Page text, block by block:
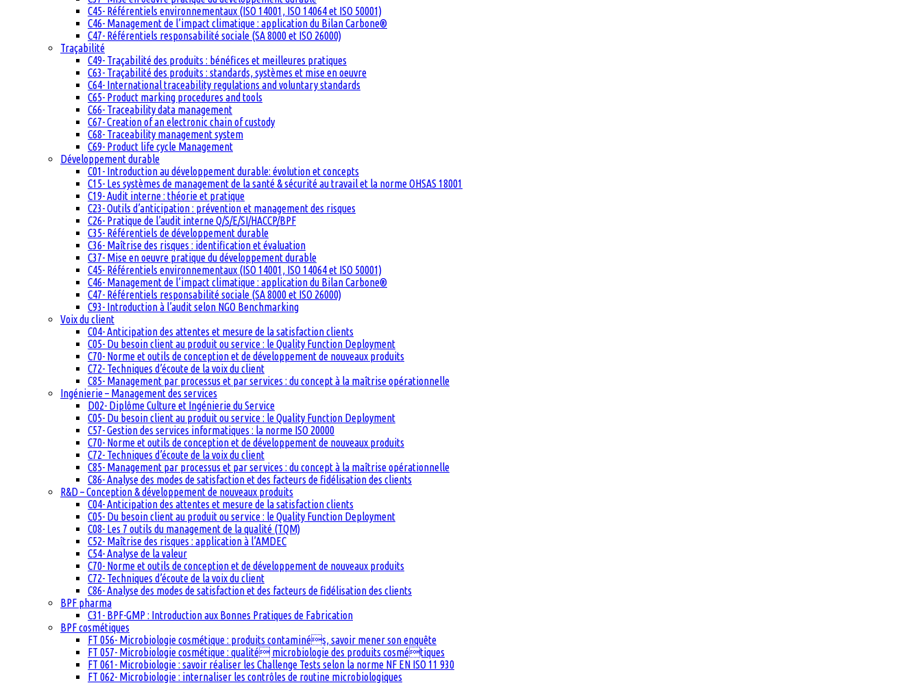
C45- Référentiels environnementaux (ISO 14001, ISO 14064 et ISO 50001)
C46- Management de l’impact climatique : application du Bilan Carbone®
C47- Référentiels responsabilité sociale (SA 8000 et ISO 26000)
Traçabilité
C49- Traçabilité des produits : bénéfices et meilleures pratiques
C63- Traçabilité des produits : standards, systèmes et mise en oeuvre
C64- International traceability regulations and voluntary standards
C65- Product marking procedures and tools
C66- Traceability data management
C67- Creation of an electronic chain of custody
C68- Traceability management system
C69- Product life cycle Management
Développement durable
C01- Introduction au développement durable: évolution et concepts
C15- Les systèmes de management de la santé & sécurité au travail et la norme OHSAS 18001
C19- Audit interne : théorie et pratique
C23- Outils d’anticipation : prévention et management des risques
C26- Pratique de l’audit interne Q/S/E/SI/HACCP/BPF
C35- Référentiels de développement durable
C36- Maîtrise des risques : identification et évaluation
C37- Mise en oeuvre pratique du développement durable
C45- Référentiels environnementaux (ISO 14001, ISO 14064 et ISO 50001)
C46- Management de l’impact climatique : application du Bilan Carbone®
C47- Référentiels responsabilité sociale (SA 8000 et ISO 26000)
C93- Introduction à l’audit selon NGO Benchmarking
Voix du client
C04- Anticipation des attentes et mesure de la satisfaction clients
C05- Du besoin client au produit ou service : le Quality Function Deployment
C70- Norme et outils de conception et de développement de nouveaux produits
C72- Techniques d’écoute de la voix du client
C85- Management par processus et par services : du concept à la maîtrise opérationnelle
Ingénierie – Management des services
D02- Diplôme Culture et Ingénierie du Service
C05- Du besoin client au produit ou service : le Quality Function Deployment
C57- Gestion des services informatiques : la norme ISO 20000
C70- Norme et outils de conception et de développement de nouveaux produits
C72- Techniques d’écoute de la voix du client
C85- Management par processus et par services : du concept à la maîtrise opérationnelle
C86- Analyse des modes de satisfaction et des facteurs de fidélisation des clients
R&D – Conception & développement de nouveaux produits
C04- Anticipation des attentes et mesure de la satisfaction clients
C05- Du besoin client au produit ou service : le Quality Function Deployment
C08- Les 7 outils du management de la qualité (TQM)
C52- Maîtrise des risques : application à l’AMDEC
C54- Analyse de la valeur
C70- Norme et outils de conception et de développement de nouveaux produits
C72- Techniques d’écoute de la voix du client
C86- Analyse des modes de satisfaction et des facteurs de fidélisation des clients
BPF pharma
C31- BPF-GMP : Introduction aux Bonnes Pratiques de Fabrication
BPF cosmétiques
FT 056- Microbiologie cosmétique : produits contaminés, savoir mener son enquête
FT 057- Microbiologie cosmétique : qualité microbiologie des produits cosmétiques
FT 061- Microbiologie : savoir réaliser les Challenge Tests selon la norme NF EN ISO 11 930
FT 062- Microbiologie : internaliser les contrôles de routine microbiologiques